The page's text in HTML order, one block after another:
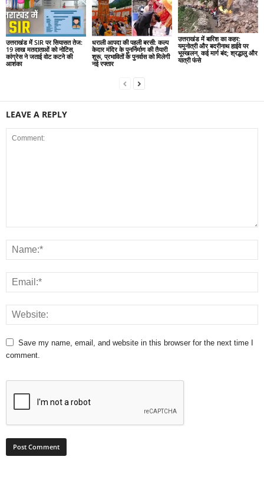
उत्तराखंड में SIR पर सियासत तेज:
19 लाख मतदाताओं को नोटिस,
कांग्रेस ने जताई वोट कटने की
आशंका
धराली आपदा की पहली बरसी: कल्प
केदार मंदिर के पुनर्निर्माण की तैयारी
शुरू, प्रभावितों के पुनर्वास को मिलेगी
नई रफ्तार
उत्तराखंड में बारिश का कहर:
यमुनोत्री और बदरीनाथ हाईवे पर
भूस्खलन, कई मार्ग बंद; श्रद्धालु और
यात्री फंसे
LEAVE A REPLY
Save my name, email, and website in this browser for the next time I
comment.